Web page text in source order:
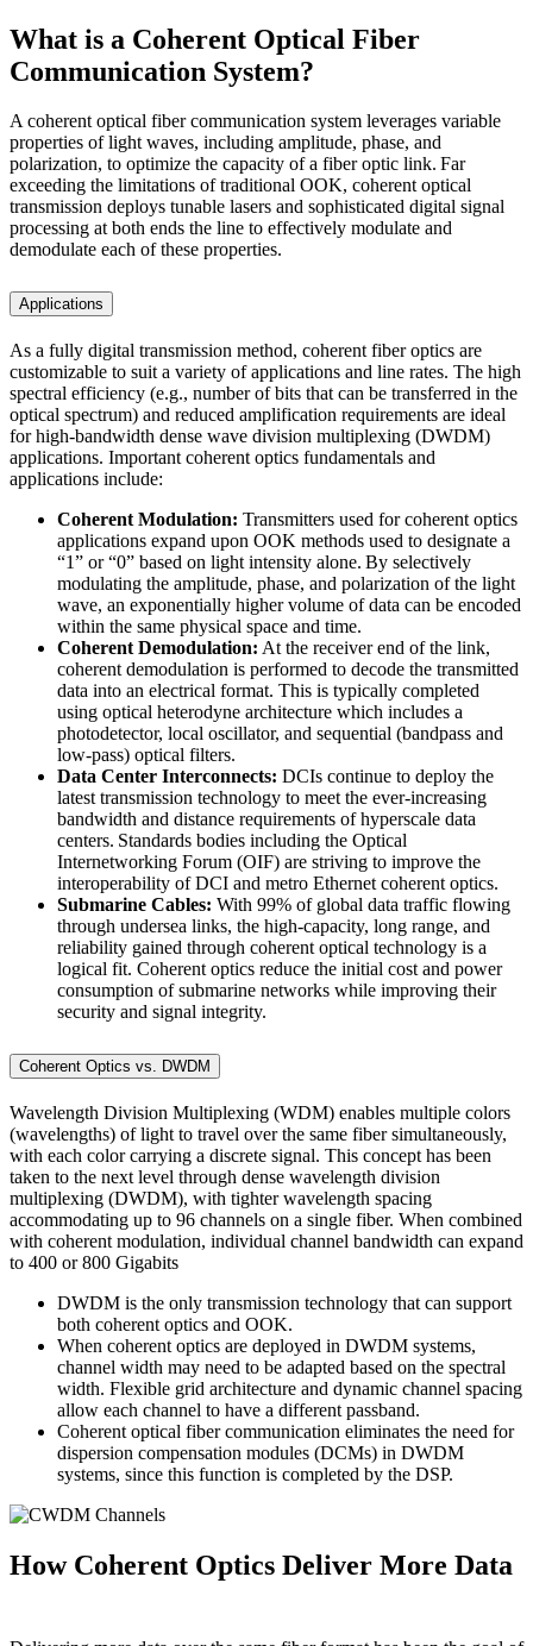
What is a Coherent Optical Fiber
Communication System?
A coherent optical fiber communication system leverages variable
properties of light waves, including amplitude, phase, and
polarization, to optimize the capacity of a fiber optic link. Far
exceeding the limitations of traditional OOK, coherent optical
transmission deploys tunable lasers and sophisticated digital signal
processing at both ends the line to effectively modulate and
demodulate each of these properties.
Applications
As a fully digital transmission method, coherent fiber optics are
customizable to suit a variety of applications and line rates. The high
spectral efficiency (e.g., number of bits that can be transferred in the
optical spectrum) and reduced amplification requirements are ideal
for high-bandwidth dense wave division multiplexing (DWDM)
applications. Important coherent optics fundamentals and
applications include:
Coherent Modulation: Transmitters used for coherent optics
applications expand upon OOK methods used to designate a
“1” or “0” based on light intensity alone. By selectively
modulating the amplitude, phase, and polarization of the light
wave, an exponentially higher volume of data can be encoded
within the same physical space and time.
Coherent Demodulation: At the receiver end of the link,
coherent demodulation is performed to decode the transmitted
data into an electrical format. This is typically completed
using optical heterodyne architecture which includes a
photodetector, local oscillator, and sequential (bandpass and
low-pass) optical filters.
Data Center Interconnects: DCIs continue to deploy the
latest transmission technology to meet the ever-increasing
bandwidth and distance requirements of hyperscale data
centers. Standards bodies including the Optical
Internetworking Forum (OIF) are striving to improve the
interoperability of DCI and metro Ethernet coherent optics.
Submarine Cables: With 99% of global data traffic flowing
through undersea links, the high-capacity, long range, and
reliability gained through coherent optical technology is a
logical fit. Coherent optics reduce the initial cost and power
consumption of submarine networks while improving their
security and signal integrity.
Coherent Optics vs. DWDM
Wavelength Division Multiplexing (WDM) enables multiple colors
(wavelengths) of light to travel over the same fiber simultaneously,
with each color carrying a discrete signal. This concept has been
taken to the next level through dense wavelength division
multiplexing (DWDM), with tighter wavelength spacing
accommodating up to 96 channels on a single fiber. When combined
with coherent modulation, individual channel bandwidth can expand
to 400 or 800 Gigabits
DWDM is the only transmission technology that can support
both coherent optics and OOK.
When coherent optics are deployed in DWDM systems,
channel width may need to be adapted based on the spectral
width. Flexible grid architecture and dynamic channel spacing
allow each channel to have a different passband.
Coherent optical fiber communication eliminates the need for
dispersion compensation modules (DCMs) in DWDM
systems, since this function is completed by the DSP.
How Coherent Optics Deliver More Data